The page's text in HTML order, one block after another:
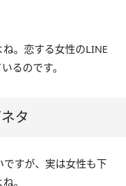
。恋する女性のLINE
るのです。
タ
すが、実は女性も下
。